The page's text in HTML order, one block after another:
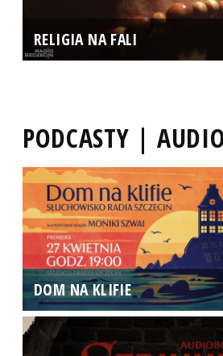
RELIGIA NA FALI
PODCASTY |
DOM NA KLIFIE